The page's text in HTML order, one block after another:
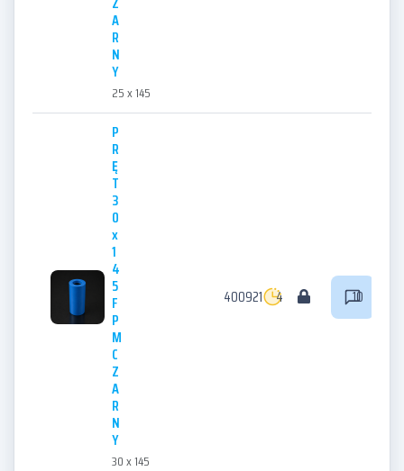
A
R
N
Y
25 x 145
P
R
Ę
T
3
0
x
1
4
5
F
P
M
C
Z
A
R
N
Y
30 x 145
400921 4 10